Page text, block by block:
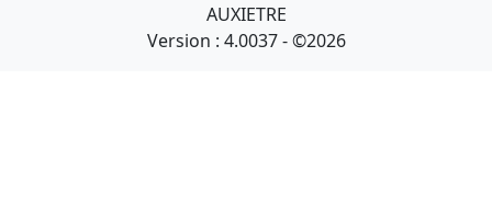
AUXIETRE
Version : 4.0037 - ©2026